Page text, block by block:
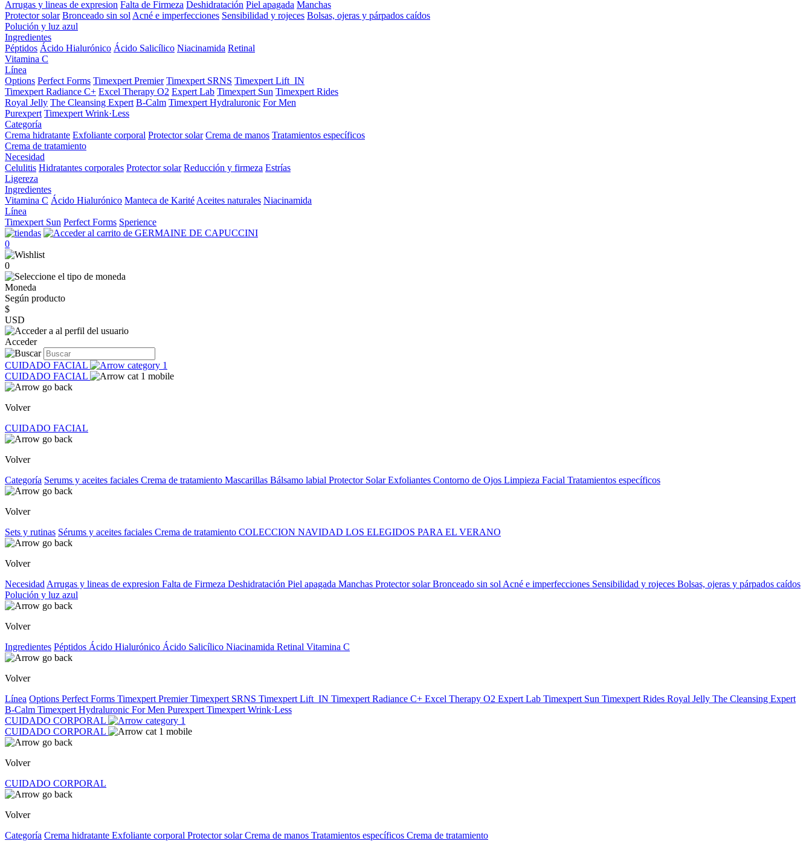
Arrugas y lineas de expresion Falta de Firmeza Deshidratación Piel apagada Manchas
Protector solar Bronceado sin sol Acné e imperfecciones Sensibilidad y rojeces Bolsas, ojeras y párpados caídos
Polución y luz azul
Ingredientes
Péptidos Ácido Hialurónico Ácido Salicílico Niacinamida Retinal
Vitamina C
Línea
Options Perfect Forms Timexpert Premier Timexpert SRNS Timexpert Lift_IN
Timexpert Radiance C+ Excel Therapy O2 Expert Lab Timexpert Sun Timexpert Rides
Royal Jelly The Cleansing Expert B-Calm Timexpert Hydraluronic For Men
Purexpert Timexpert Wrink·Less
Categoría
Crema hidratante Exfoliante corporal Protector solar Crema de manos Tratamientos específicos
Crema de tratamiento
Necesidad
Celulitis Hidratantes corporales Protector solar Reducción y firmeza Estrías
Ligereza
Ingredientes
Vitamina C Ácido Hialurónico Manteca de Karité Aceites naturales Niacinamida
Línea
Timexpert Sun Perfect Forms Sperience
0
0
Moneda
Según producto
$
USD
Acceder
CUIDADO FACIAL
CUIDADO FACIAL
Volver
CUIDADO FACIAL
Volver
Categoría Serums y aceites faciales Crema de tratamiento Mascarillas Bálsamo labial Protector SolarExfoliantes Contorno de Ojos Limpieza Facial Tratamientos específicos
Volver
Sets y rutinas Sérums y aceites faciales Crema de tratamiento COLECCION NAVIDAD LOS ELEGIDOS PARA EL VERANO
Volver
Necesidad Arrugas y lineas de expresion Falta de Firmeza Deshidratación Piel apagada Manchas Protector solarBronceado sin sol Acné e imperfecciones Sensibilidad y rojeces Bolsas, ojeras y párpados caídos
Polución y luz azul
Volver
Ingredientes Péptidos Ácido Hialurónico Ácido Salicílico Niacinamida Retinal Vitamina C
Volver
Línea Options Perfect Forms Timexpert PremierTimexpert SRNS Timexpert Lift_IN Timexpert Radiance C+ Excel Therapy O2 Expert Lab Timexpert Sun Timexpert Rides Royal Jelly The Cleansing Expert
B-Calm Timexpert Hydraluronic For Men Purexpert Timexpert Wrink·Less
CUIDADO CORPORAL
CUIDADO CORPORAL
Volver
CUIDADO CORPORAL
Volver
Categoría Crema hidratante Exfoliante corporal Protector solarCrema de manos Tratamientos específicos Crema de tratamiento